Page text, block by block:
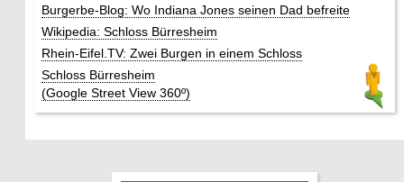
Burgerbe-Blog: Wo Indiana Jones seinen Dad befreite
Wikipedia: Schloss Bürresheim
Rhein-Eifel.TV: Zwei Burgen in einem Schloss
Schloss Bürresheim
(Google Street View 360º)